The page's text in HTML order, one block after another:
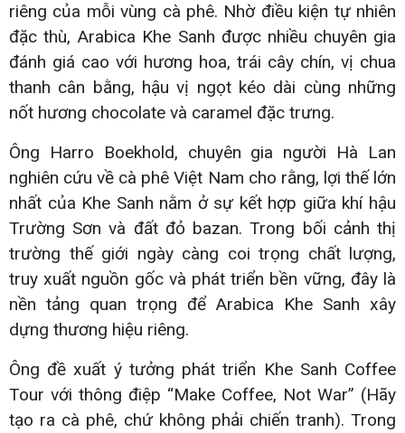
riêng của mỗi vùng cà phê. Nhờ điều kiện tự nhiên
đặc thù, Arabica Khe Sanh được nhiều chuyên gia
đánh giá cao với hương hoa, trái cây chín, vị chua
thanh cân bằng, hậu vị ngọt kéo dài cùng những
nốt hương chocolate và caramel đặc trưng.
Ông Harro Boekhold, chuyên gia người Hà Lan
nghiên cứu về cà phê Việt Nam cho rằng, lợi thế lớn
nhất của Khe Sanh nằm ở sự kết hợp giữa khí hậu
Trường Sơn và đất đỏ bazan. Trong bối cảnh thị
trường thế giới ngày càng coi trọng chất lượng,
truy xuất nguồn gốc và phát triển bền vững, đây là
nền tảng quan trọng để Arabica Khe Sanh xây
dựng thương hiệu riêng.
Ông đề xuất ý tưởng phát triển Khe Sanh Coffee
Tour với thông điệp “Make Coffee, Not War” (Hãy
tạo ra cà phê, chứ không phải chiến tranh). Trong